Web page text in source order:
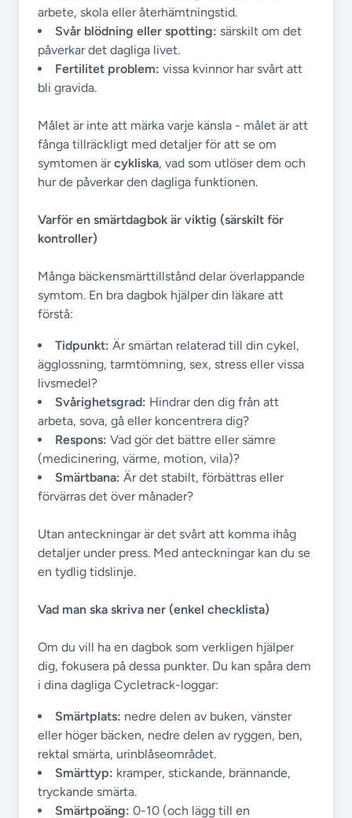
arbete, skola eller återhämtningstid.
Svår blödning eller spotting: särskilt om det
påverkar det dagliga livet.
Fertilitet problem: vissa kvinnor har svårt att
bli gravida.
Målet är inte att märka varje känsla - målet är att
fånga tillräckligt med detaljer för att se om
symtomen ärcykliska, vad som utlöser dem och
hur de påverkar den dagliga funktionen.
Varför en smärtdagbok är viktig (särskilt för
kontroller)
Många bäckensmärttillstånd delar överlappande
symtom. En bra dagbok hjälper din läkare att
förstå:
Tidpunkt: Är smärtan relaterad till din cykel,
ägglossning, tarmtömning, sex, stress eller vissa
livsmedel?
Svårighetsgrad: Hindrar den dig från att
arbeta, sova, gå eller koncentrera dig?
Respons: Vad gör det bättre eller sämre
(medicinering, värme, motion, vila)?
Smärtbana: Är det stabilt, förbättras eller
förvärras det över månader?
Utan anteckningar är det svårt att komma ihåg
detaljer under press. Med anteckningar kan du se
en tydlig tidslinje.
Vad man ska skriva ner (enkel checklista)
Om du vill ha en dagbok som verkligen hjälper
dig, fokusera på dessa punkter. Du kan spåra dem
i dina dagliga Cycletrack-loggar:
Smärtplats: nedre delen av buken, vänster
eller höger bäcken, nedre delen av ryggen, ben,
rektal smärta, urinblåseområdet.
Smärttyp: kramper, stickande, brännande,
tryckande smärta.
Smärtpoäng: 0-10 (och lägg till en